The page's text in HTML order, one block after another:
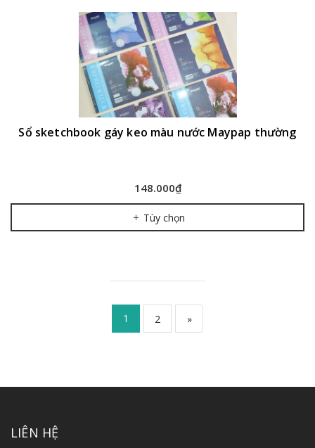
Sổ sketchbook gáy keo màu nước Maypap thường
148.000₫
Tùy chọn
1 2 »
LIÊN HỆ